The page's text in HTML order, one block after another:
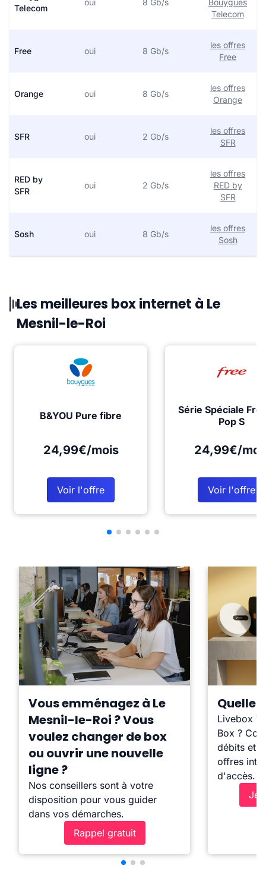
Telecom
oui 8 Gb/s
Bouygues
Telecom
Free oui 8 Gb/s
les offres
Free
Orange oui 8 Gb/s
les offres
Orange
SFR oui 2 Gb/s
les offres
SFR
RED by
SFR
oui 2 Gb/s
les offres
RED by
SFR
Sosh oui 8 Gb/s
les offres
Sosh
Les meilleures box internet à Le
Mesnil-le-Roi
B&YOU Pure fibre
24,99€/mois
Voir l'offre
Série Spéciale
Pop S
24,99€/
Voir l'offre
Vous emménagez à Le
Mesnil-le-Roi ? Vous
voulez changer de box
ou ouvrir une nouvelle
ligne ?
Nos conseillers sont à votre
disposition pour vous guider
dans vos démarches.
Rappel gratuit
Quelle
Livebox ?
Box ?
débits et
offres
d'accès.
Je